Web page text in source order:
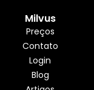
Milvus
Preços
Contato
Login
Blog